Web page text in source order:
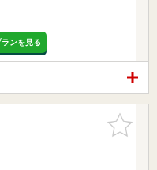
ンを見る
お気に入
りに追加